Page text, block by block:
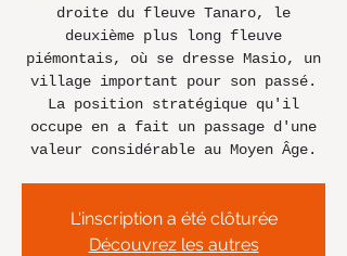
droite du fleuve Tanaro, le
deuxième plus long fleuve
piémontais, où se dresse Masio, un
village important pour son passé.
La position stratégique qu'il
occupe en a fait un passage d'une
valeur considérable au Moyen Âge.
L'inscription a été clôturée
Découvrez les autres